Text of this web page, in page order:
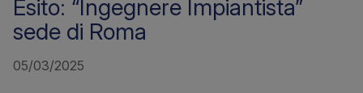
Esito: “Ingegnere Impiantista”
sede di Roma
05/03/2025